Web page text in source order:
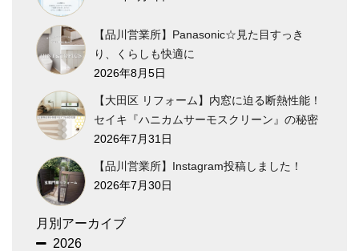
【品川営業所】Panasonic☆見た目すっき
り、くらしも快適に
2026年8月5日
【大田区 リフォーム】内窓に迫る断熱性能！
セイキ『ハニカムサーモスクリーン』の秘密
2026年7月31日
【品川営業所】Instagram投稿しました！
2026年7月30日
月別アーカイブ
2026